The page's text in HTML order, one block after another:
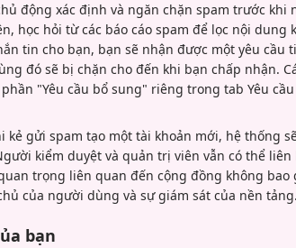
động xác định và ngăn chặn spam trước khi
học hỏi từ các báo cáo spam để lọc nội dung
tin cho bạn, bạn sẽ nhận được một yêu cầu
đó sẽ bị chặn cho đến khi bạn chấp nhận.
"Yêu cầu bổ sung" riêng trong tab Yêu
kẻ gửi spam tạo một tài khoản mới, hệ thống
kiểm duyệt và quản trị viên vẫn có thể
trọng liên quan đến cộng đồng không bao
của người dùng và sự giám sát của nền tảng.
bạn